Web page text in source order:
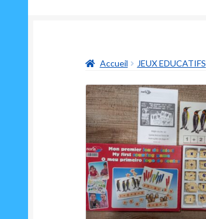
Accueil JEUX EDUCATIFS